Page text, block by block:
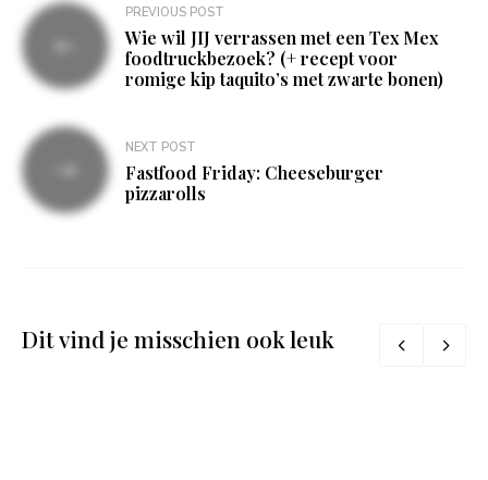
Bericht
navigatie
PREVIOUS POST
Wie wil JIJ verrassen met een Tex Mex
foodtruckbezoek? (+ recept voor
romige kip taquito’s met zwarte bonen)
NEXT POST
Fastfood Friday: Cheeseburger
pizzarolls
Dit vind je misschien ook leuk